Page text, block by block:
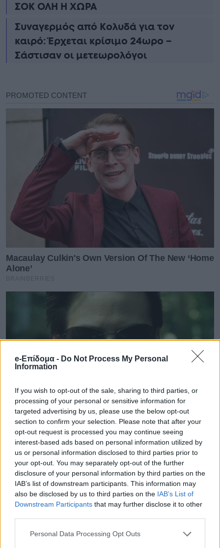
e-Επίδομα - Do Not Process My Personal
Information
If you wish to opt-out of the sale, sharing to third parties, or
processing of your personal or sensitive information for
targeted advertising by us, please use the below opt-out
section to confirm your selection. Please note that after your
opt-out request is processed you may continue seeing
interest-based ads based on personal information utilized by
us or personal information disclosed to third parties prior to
your opt-out. You may separately opt-out of the further
disclosure of your personal information by third parties on the
IAB’s list of downstream participants. This information may
also be disclosed by us to third parties on the IAB’s List of
Downstream Participants that may further disclose it to other
Personal Data Processing Opt Outs
ΣΟΚ ΟΛΗ Η ΧΩΡΑ
Συναγερμός από Κολυδά για τον
καιρό: Έρχεται κρίσιμο 24ωρο –
Σάστισαν οι μετεωρολόγοι